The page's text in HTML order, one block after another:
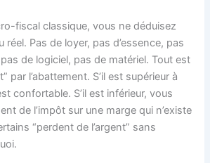
fiscal classique, vous ne déduisez
réel. Pas de loyer, pas d’essence, pas
de logiciel, pas de matériel. Tout est
par l’abattement. S’il est supérieur à
confortable. S’il est inférieur, vous
de l’impôt sur une marge qui n’existe
“perdent de l’argent” sans